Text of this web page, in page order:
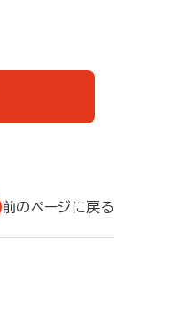
前のページに戻る